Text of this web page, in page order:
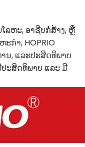
ລຫະ, ອາຊີບກໍ່ສ້າງ, ຫຼື
ກຳ, HOPRIO
ານ, ແລະປະສິດທິພາບ
ປະສິດທິພາບ ແລະ ມີ